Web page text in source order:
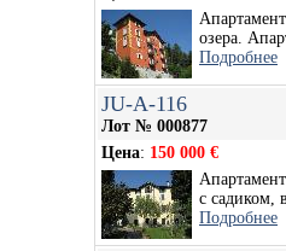
озера.
Подробнее
JU-A-116
Лот № 000877
Цена: 150 000 €
с садиком,
Подробнее